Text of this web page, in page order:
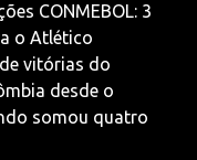
CONMEBOL: 3
o Atlético
vitórias do
desde o
somou quatro